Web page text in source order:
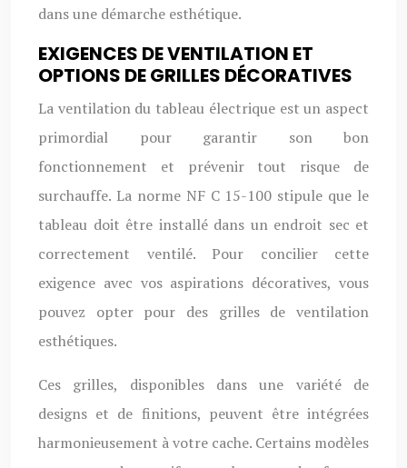
dans une démarche esthétique.
EXIGENCES DE VENTILATION ET
OPTIONS DE GRILLES DÉCORATIVES
La ventilation du tableau électrique est un aspect
primordial pour garantir son bon
fonctionnement et prévenir tout risque de
surchauffe. La norme NF C 15-100 stipule que le
tableau doit être installé dans un endroit sec et
correctement ventilé. Pour concilier cette
exigence avec vos aspirations décoratives, vous
pouvez opter pour des grilles de ventilation
esthétiques.
Ces grilles, disponibles dans une variété de
designs et de finitions, peuvent être intégrées
harmonieusement à votre cache. Certains modèles